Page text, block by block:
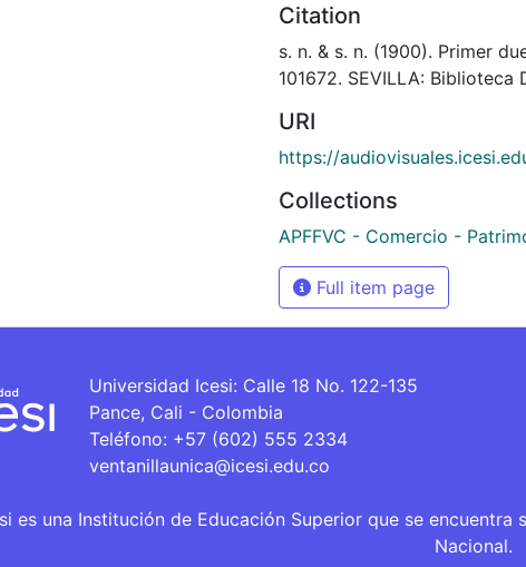
Citation
s. n. & s. n. (1900). Primer
101672. SEVILLA:
URI
https://
Collections
APFFVC - Comercio -
Full item page
Universidad Icesi: Calle 18 No. 122-135
Pance, Cali - Colombia
Teléfono: +57 (602) 555 2334
ventanillaunica@icesi.edu.co
es una Institución de Educación Superior que se
Nacional.